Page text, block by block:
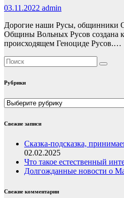
03.11.2022 admin
Дорогие наши Русы, общинники
Общины Вольных Русов создана
происходящем Геноциде Русов.…
Рубрики
Рубрики
Свежие записи
Сказка-подсказка,
02.02.2025
Что такое естественный
Долгожданные новости о
Свежие комментарии